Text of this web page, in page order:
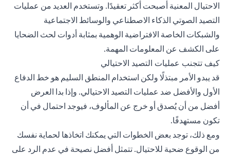
الاحتيال المعنية أصبحت أكثر تعقيدًا. وتستخدم العديد من عمليات
التصيد الصوتي الذكاء الاصطناعي والوسائط الاجتماعية
والشبكات الخاصة الافتراضية الوهمية بمثابة أدوات لحث الضحايا
على الكشف عن المعلومات المهمة.
كيف تتجنب عمليات التصيد الاحتيالي
قد يبدو الأمر مبتذلًا ولكن استخدام المنطق السليم هو خط الدفاع
الأول والأفضل ضد عمليات التصيد الاحتيالي. وإذا بدا العرض
أفضل من أن يُصدق أو خرج عن المألوف، فيوجد احتمال في أن
تكون مستهدفًا.
ومع ذلك، توجد بعض الخطوات التي يمكنك اتخاذها لحماية نفسك
من الوقوع ضحية للاحتيال. تتمثل أفضل نصيحة في عدم الرد على